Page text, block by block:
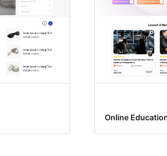
Online